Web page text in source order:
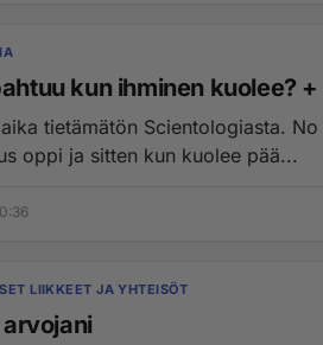
kun ihminen kuolee?
tietämätön Scientologiasta.
oppi ja sitten kun kuolee pää...
LIIKKEET JA YHTEISÖT